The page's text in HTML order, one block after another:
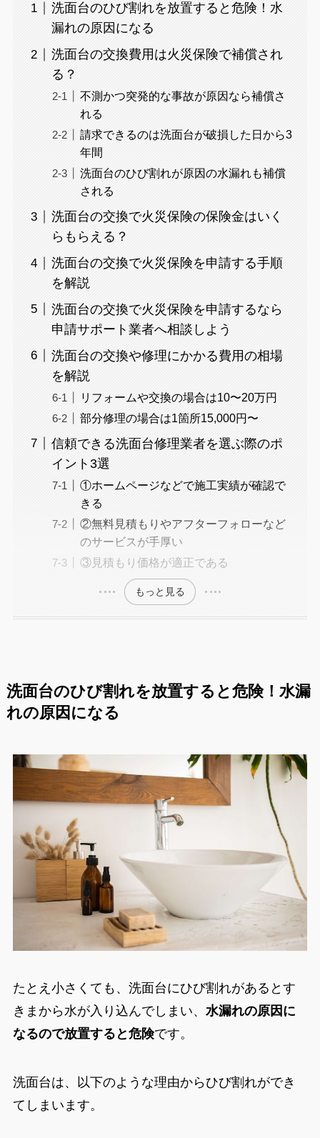
洗面台のひび割れを放置すると危険！水
漏れの原因になる
洗面台の交換費用は火災保険で補償され
る？
不測かつ突発的な事故が原因なら補償さ
れる
請求できるのは洗面台が破損した日から3
年間
洗面台のひび割れが原因の水漏れも補償
される
洗面台の交換で火災保険の保険金はいく
らもらえる？
洗面台の交換で火災保険を申請する手順
を解説
洗面台の交換で火災保険を申請するなら
申請サポート業者へ相談しよう
洗面台の交換や修理にかかる費用の相場
を解説
リフォームや交換の場合は10〜20万円
部分修理の場合は1箇所15,000円〜
信頼できる洗面台修理業者を選ぶ際のポ
イント3選
①ホームページなどで施工実績が確認で
きる
②無料見積もりやアフターフォローなど
のサービスが手厚い
③見積もり価格が適正である
もっと見る
洗面台のひび割れを放置すると危険！水漏
れの原因になる
たとえ小さくても、洗面台にひび割れがあるとす
きまから水が入り込んでしまい、 水漏れの原因に
なるので放置すると危険です。
洗面台は、以下のような理由からひび割れができ
てしまいます。